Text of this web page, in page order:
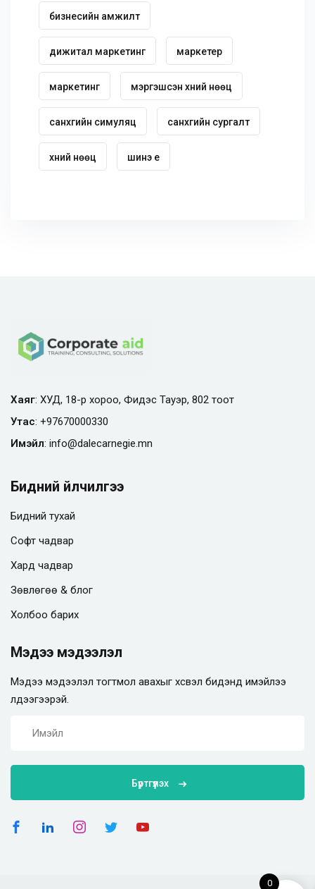
бизнесийн амжилт
дижитал маркетинг маркетер
маркетинг мэргэшсэн хүний нөөц
санхүүгийн симуляц санхүүгийн сургалт
хүний нөөц шинэ үе
Хаяг: ХУД, 18-р хороо, Фидэс Тауэр, 802 тоот
Утас: +97670000330
Имэйл: info@dalecarnegie.mn
Бидний үйлчилгээ
Бидний тухай
Софт чадвар
Хард чадвар
Зөвлөгөө & блог
Холбоо барих
Мэдээ мэдээлэл
Мэдээ мэдээлэл тогтмол авахыг хүсвэл бидэнд имэйлээ
үлдээгээрэй.
Бүртгүүлэх
0